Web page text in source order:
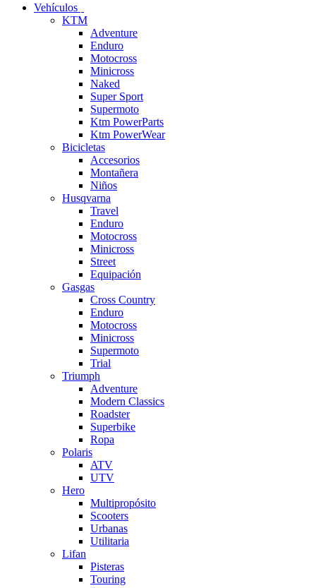
Vehículos
KTM
Adventure
Enduro
Motocross
Minicross
Naked
Super Sport
Supermoto
Ktm PowerParts
Ktm PowerWear
Bicicletas
Accesorios
Montañera
Niños
Husqvarna
Travel
Enduro
Motocross
Minicross
Street
Equipación
Gasgas
Cross Country
Enduro
Motocross
Minicross
Supermoto
Trial
Triumph
Adventure
Modern Classics
Roadster
Superbike
Ropa
Polaris
ATV
UTV
Hero
Multipropósito
Scooters
Urbanas
Utilitaria
Lifan
Pisteras
Touring